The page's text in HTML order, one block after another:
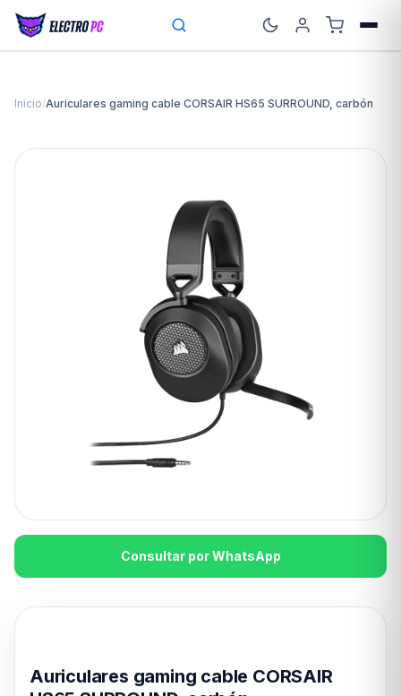
Inicio/Auriculares gaming cable CORSAIR HS65 SURROUND, carbón
Consultar por WhatsApp
Auriculares gaming cable CORSAIR